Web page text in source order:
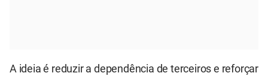
A ideia é reduzir a dependência de terceiros e reforçar